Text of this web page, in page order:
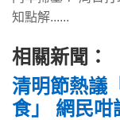
知點解......
相關新聞：
清明節熱議
食」 網民咁